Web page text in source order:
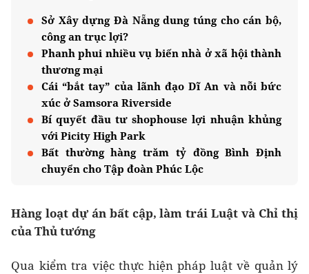
Sở Xây dựng Đà Nẵng dung túng cho cán bộ,
công an trục lợi?
Phanh phui nhiều vụ biến nhà ở xã hội thành
thương mại
Cái “bắt tay” của lãnh đạo Dĩ An và nỗi bức
xúc ở Samsora Riverside
Bí quyết đầu tư shophouse lợi nhuận khủng
với Picity High Park
Bất thường hàng trăm tỷ đồng Bình Định
chuyển cho Tập đoàn Phúc Lộc
Hàng loạt dự án bất cập, làm trái Luật và Chỉ thị
của Thủ tướng
Qua kiểm tra việc thực hiện pháp luật về quản lý